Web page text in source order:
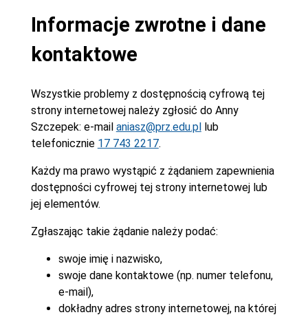
Informacje zwrotne i dane
kontaktowe
Wszystkie problemy z dostępnością cyfrową tej
strony internetowej należy zgłosić do Anny
Szczepek: e-mail aniasz@prz.edu.pllub
telefonicznie 17 743 2217.
Każdy ma prawo wystąpić z żądaniem zapewnienia
dostępności cyfrowej tej strony internetowej lub
jej elementów.
Zgłaszając takie żądanie należy podać:
swoje imię i nazwisko,
swoje dane kontaktowe (np. numer telefonu,
e-mail),
dokładny adres strony internetowej, na której